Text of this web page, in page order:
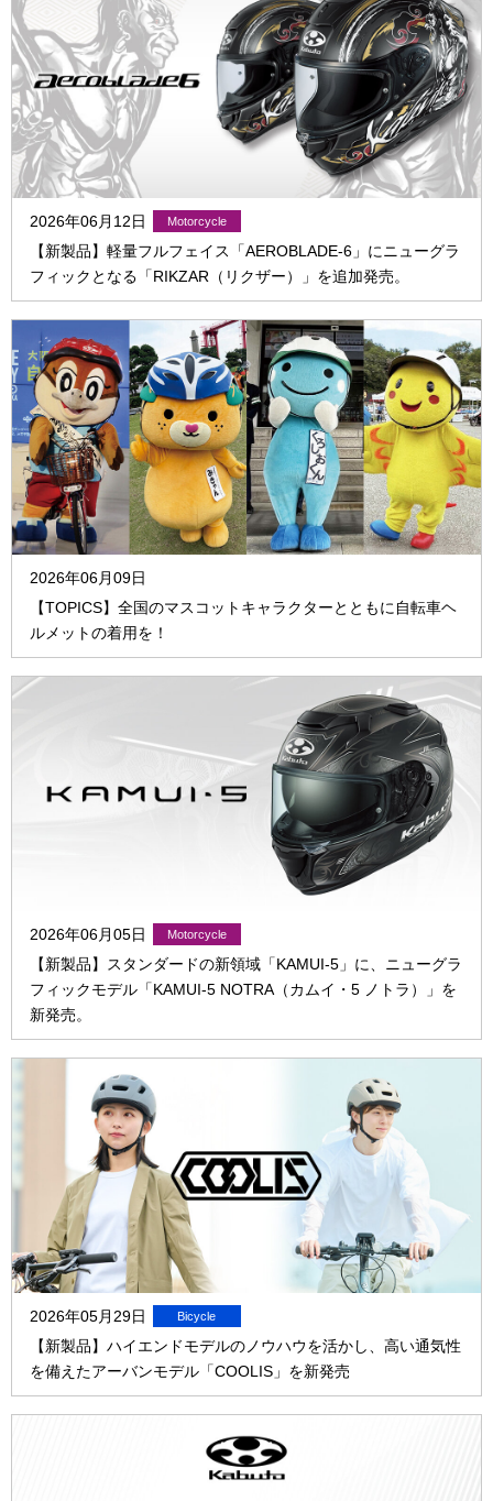
2026年06月12日
【新製品】軽量フルフェイス「AEROBLADE-6」にニューグラ
フィックとなる「RIKZAR（リクザー）」を追加発売。
2026年06月09日
【TOPICS】全国のマスコットキャラクターとともに自転車ヘ
ルメットの着用を！
2026年06月05日
【新製品】スタンダードの新領域「KAMUI-5」に、ニューグラ
フィックモデル「KAMUI-5 NOTRA（カムイ・5 ノトラ）」を
新発売。
2026年05月29日
【新製品】ハイエンドモデルのノウハウを活かし、高い通気性
を備えたアーバンモデル「COOLIS」を新発売